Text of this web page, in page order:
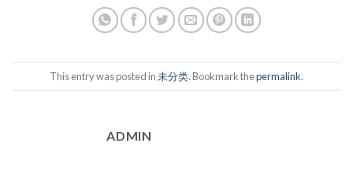
This entry was posted in未分类. Bookmark thepermalink.
ADMIN